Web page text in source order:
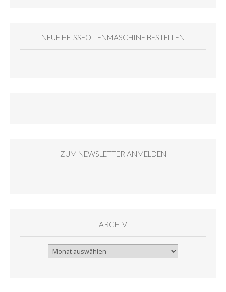
NEUE HEISSFOLIENMASCHINE BESTELLEN
ZUM NEWSLETTER ANMELDEN
ARCHIV
Archiv